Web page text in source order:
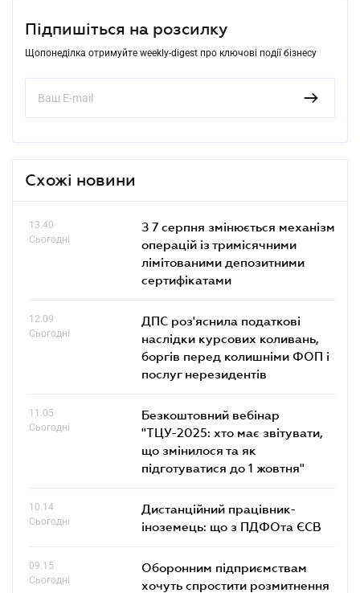
Підпишіться на розсилку
Щопонеділка отримуйте weekly-digest про ключові події бізнесу
Схожі новини
13.40
Сьогодні
З 7 серпня змінюється механізм
операцій із тримісячними
лімітованими депозитними
сертифікатами
12.09
Сьогодні
ДПС роз'яснила податкові
наслідки курсових коливань,
боргів перед колишніми ФОП і
послуг нерезидентів
11.05
Сьогодні
Безкоштовний вебінар
"ТЦУ-2025: хто має звітувати,
що змінилося та як
підготуватися до 1 жовтня"
10.14
Сьогодні
Дистанційний працівник-
іноземець: що з ПДФОта ЄСВ
09.15
Сьогодні
Оборонним підприємствам
хочуть спростити розмитнення